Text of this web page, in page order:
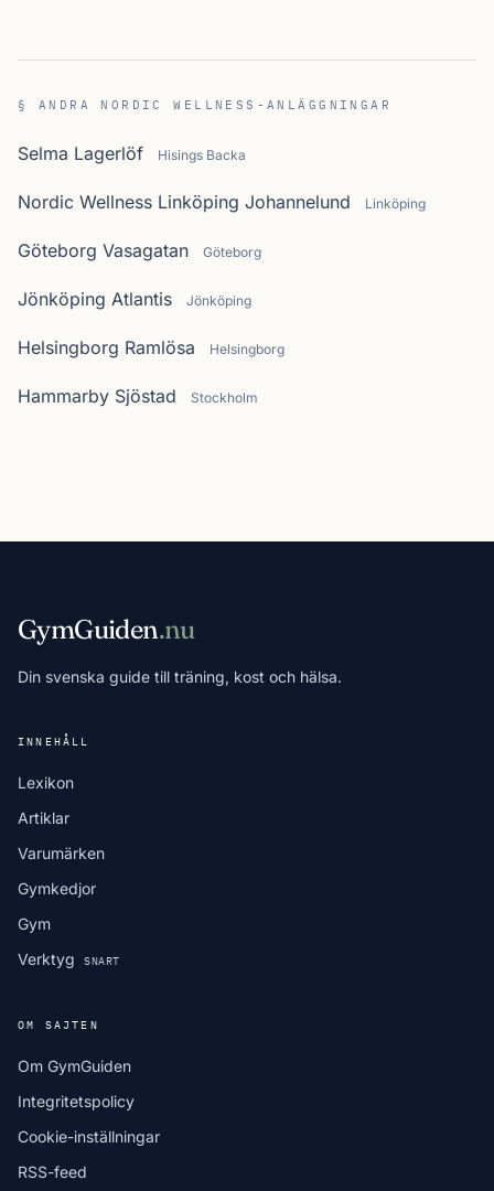
§ ANDRA NORDIC WELLNESS-ANLÄGGNINGAR
Selma Lagerlöf Hisings Backa
Nordic Wellness Linköping Johannelund Linköping
Göteborg Vasagatan Göteborg
Jönköping Atlantis Jönköping
Helsingborg Ramlösa Helsingborg
Hammarby Sjöstad Stockholm
GymGuiden.nu
Din svenska guide till träning, kost och hälsa.
INNEHÅLL
Lexikon
Artiklar
Varumärken
Gymkedjor
Gym
Verktyg
SNART
OM SAJTEN
Om GymGuiden
Integritetspolicy
Cookie-inställningar
RSS-feed